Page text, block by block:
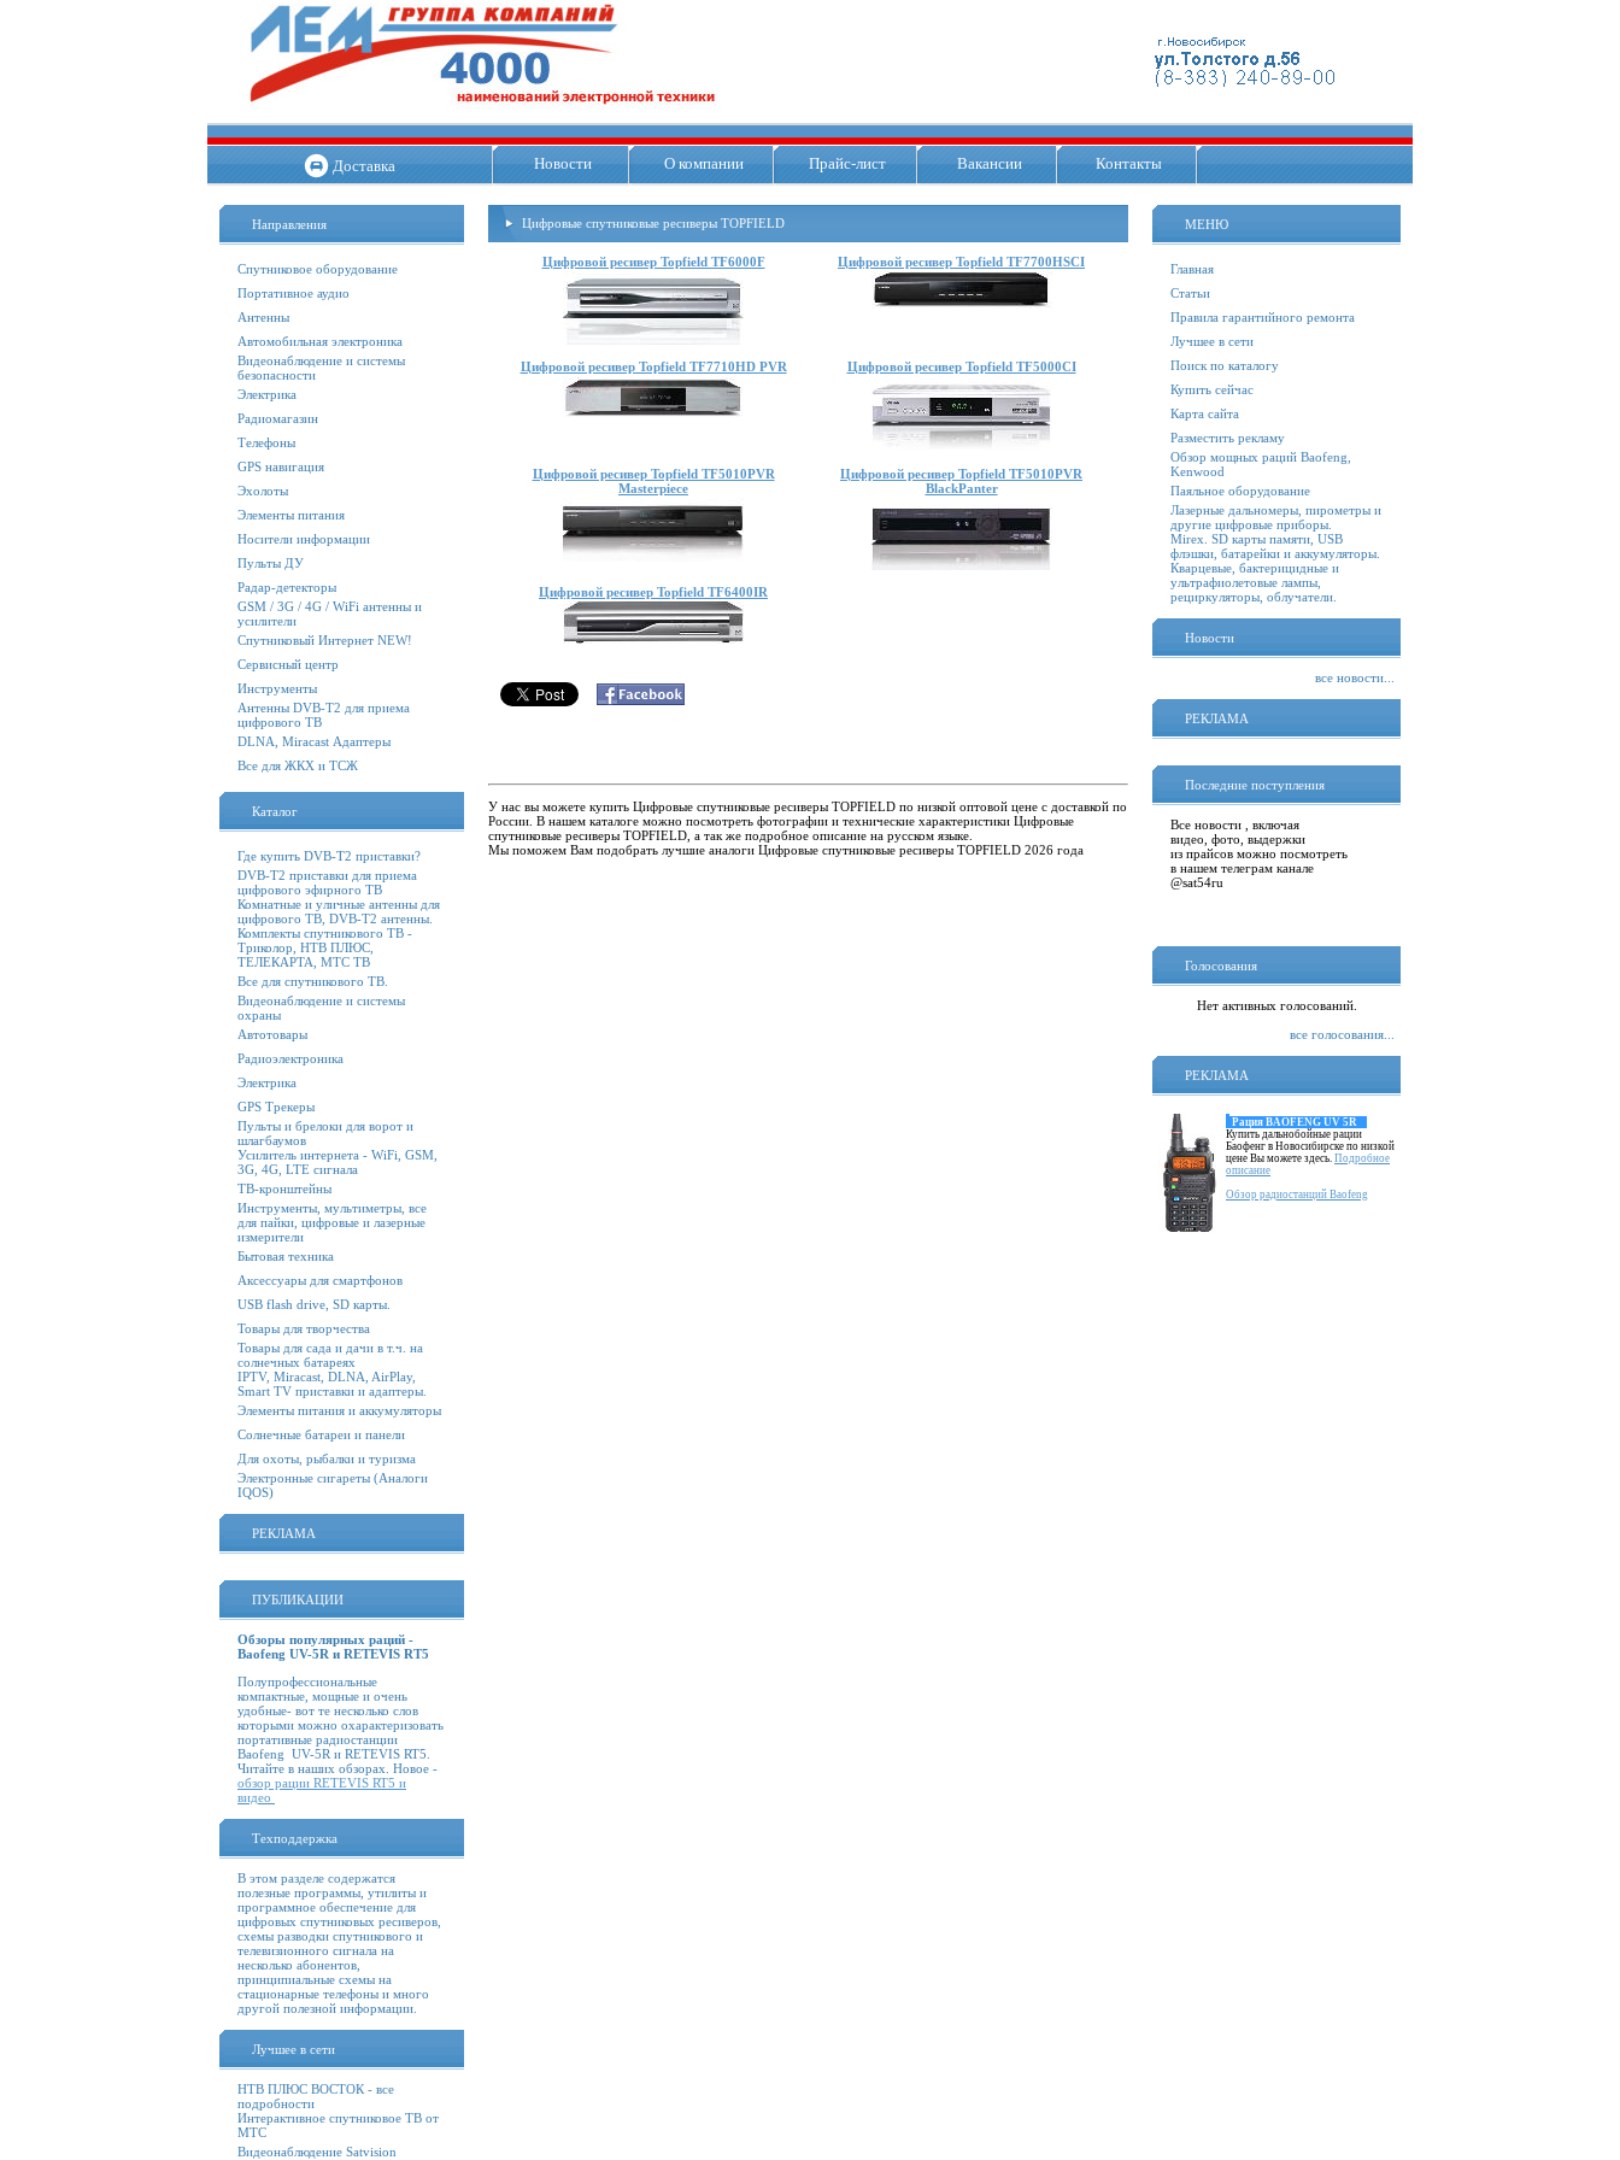
Доставка Новости О компании Прайс-лист Вакансии Контакты
Направления
Спутниковое оборудование
Портативное аудио
Антенны
Автомобильная электроника
Видеонаблюдение и системы
безопасности
Электрика
Радиомагазин
Телефоны
GPS навигация
Эхолоты
Элементы питания
Носители информации
Пульты ДУ
Радар-детекторы
GSM / 3G / 4G / WiFi антенны и
усилители
Спутниковый Интернет NEW!
Сервисный центр
Инструменты
Антенны DVB-T2 для приема
цифрового ТВ
DLNA, Miracast Адаптеры
Все для ЖКХ и ТСЖ
Каталог
Где купить DVB-T2 приставки?
DVB-T2 приставки для приема
цифрового эфирного ТВ
Комнатные и уличные антенны для
цифрового ТВ, DVB-T2 антенны.
Комплекты спутникового ТВ -
Триколор, НТВ ПЛЮС,
ТЕЛЕКАРТА, МТС ТВ
Все для спутникового ТВ.
Видеонаблюдение и системы
охраны
Автотовары
Радиоэлектроника
Электрика
GPS Трекеры
Пульты и брелоки для ворот и
шлагбаумов
Усилитель интернета - WiFi, GSM,
3G, 4G, LTE сигнала
ТВ-кронштейны
Инструменты, мультиметры, все
для пайки, цифровые и лазерные
измерители
Бытовая техника
Аксессуары для смартфонов
USB flash drive, SD карты.
Товары для творчества
Товары для сада и дачи в т.ч. на
солнечных батареях
IPTV, Miracast, DLNA, AirPlay,
Smart TV приставки и адаптеры.
Элементы питания и аккумуляторы
Солнечные батареи и панели
Для охоты, рыбалки и туризма
Электронные сигареты (Аналоги
IQOS)
РЕКЛАМА
ПУБЛИКАЦИИ
Обзоры популярных раций -
Baofeng UV-5R и RETEVIS RT5
Полупрофессиональные
компактные, мощные и очень
удобные- вот те несколько слов
которыми можно охарактеризовать
портативные радиостанции
Baofeng UV-5R и RETEVIS RT5.
Читайте в наших обзорах. Новое -
обзор рации RETEVIS RT5 и
видео
Техподдержка
В этом разделе содержатся
полезные программы, утилиты и
программное обеспечение для
цифровых спутниковых ресиверов,
схемы разводки спутникового и
телевизионного сигнала на
несколько абонентов,
принципиальные схемы на
стационарные телефоны и много
другой полезной информации.
Лучшее в сети
НТВ ПЛЮС ВОСТОК - все
подробности
Интерактивное спутниковое ТВ от
МТС
Видеонаблюдение Satvision
Цифровые спутниковые ресиверы TOPFIELD
Цифровой ресивер Topfield TF6000F Цифровой ресивер Topfield TF7700HSCI
Цифровой ресивер Topfield TF7710HD PVR Цифровой ресивер Topfield TF5000CI
Цифровой ресивер Topfield TF5010PVR
Masterpiece
Цифровой ресивер Topfield TF5010PVR
BlackPanter
Цифровой ресивер Topfield TF6400IR
У нас вы можете купить Цифровые спутниковые ресиверы TOPFIELD по низкой оптовой цене с доставкой по
России. В нашем каталоге можно посмотреть фотографии и технические характеристики Цифровые
спутниковые ресиверы TOPFIELD, а так же подробное описание на русском языке.
Мы поможем Вам подобрать лучшие аналоги Цифровые спутниковые ресиверы TOPFIELD 2026 года
МЕНЮ
Главная
Статьи
Правила гарантийного ремонта
Лучшее в сети
Поиск по каталогу
Купить сейчас
Карта сайта
Разместить рекламу
Обзор мощных раций Baofeng,
Kenwood
Паяльное оборудование
Лазерные дальномеры, пирометры и
другие цифровые приборы.
Mirex. SD карты памяти, USB
флэшки, батарейки и аккумуляторы.
Кварцевые, бактерицидные и
ультрафиолетовые лампы,
рециркуляторы, облучатели.
Новости
все новости...
РЕКЛАМА
Последние поступления
Все новости , включая
видео, фото, выдержки
из прайсов можно посмотреть
в нашем телеграм канале
@sat54ru
Голосования
Нет активных голосований.
все голосования...
РЕКЛАМА
Рация BAOFENG UV 5R
Купить дальнобойные рации
Баофенг в Новосибирске по низкой
цене Вы можете здесь. Подробное
описание
Обзор радиостанций Baofeng